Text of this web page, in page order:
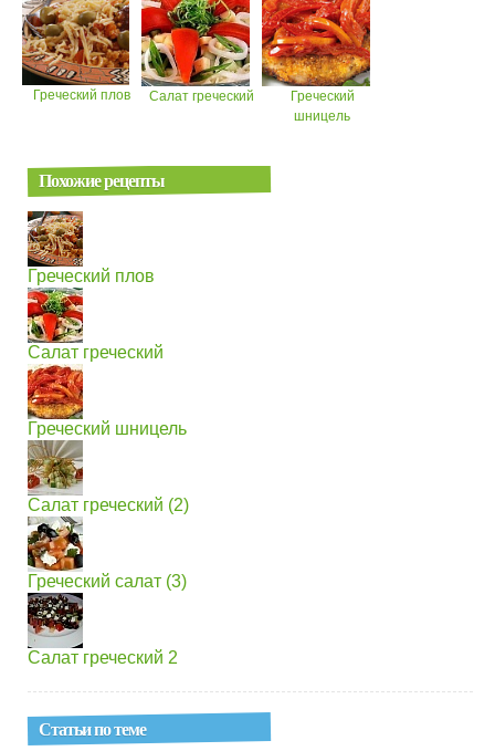
Греческий плов Салат греческий
Греческий
шницель
Похожие рецепты
Греческий плов
Салат греческий
Греческий шницель
Салат греческий (2)
Греческий салат (3)
Салат греческий 2
Статьи по теме